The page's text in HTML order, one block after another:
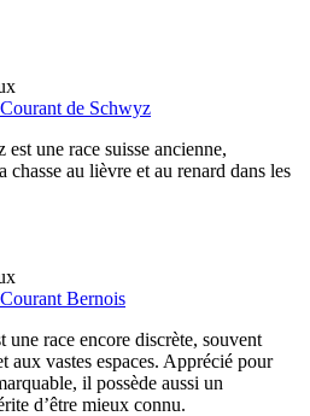
de Schwyz
une race suisse ancienne,
au lièvre et au renard dans les
Bernois
race encore discrète, souvent
aux vastes espaces. Apprécié pour
il possède aussi un
d’être mieux connu.